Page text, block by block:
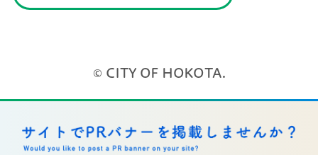
© CITY OF HOKOTA.